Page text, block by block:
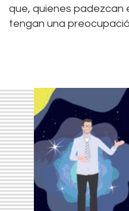
que, quienes padezcan
tengan una